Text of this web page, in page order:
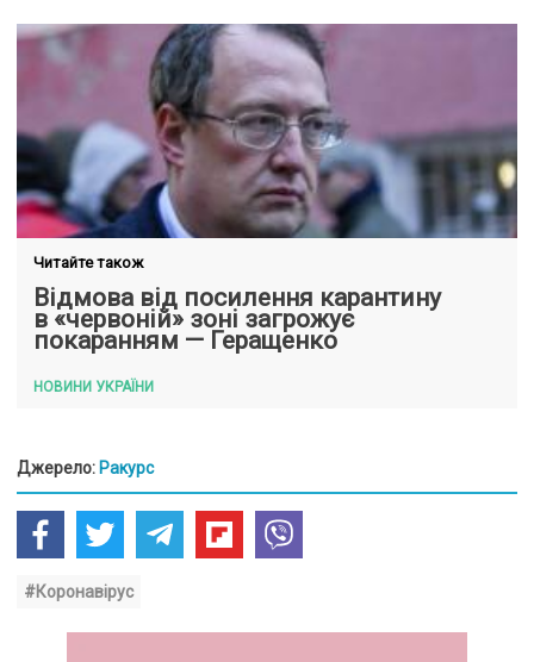
Читайте також
Відмова від посилення карантину
в «червоній» зоні загрожує
покаранням — Геращенко
НОВИНИ УКРАЇНИ
Джерело: Ракурс
#Коронавірус